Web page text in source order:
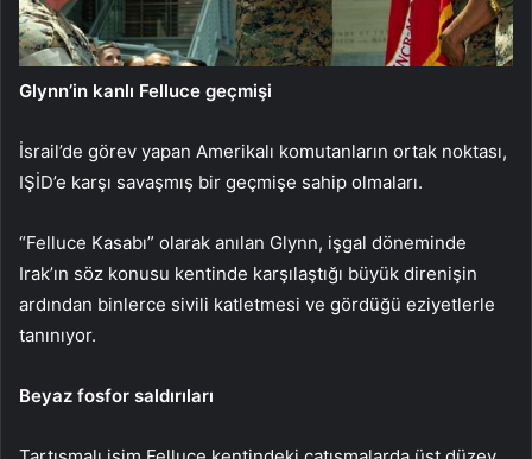
Glynn’in kanlı Felluce geçmişi
İsrail’de görev yapan Amerikalı komutanların ortak noktası,
IŞİD’e karşı savaşmış bir geçmişe sahip olmaları.
“Felluce Kasabı” olarak anılan Glynn, işgal döneminde
Irak’ın söz konusu kentinde karşılaştığı büyük direnişin
ardından binlerce sivili katletmesi ve gördüğü eziyetlerle
tanınıyor.
Beyaz fosfor saldırıları